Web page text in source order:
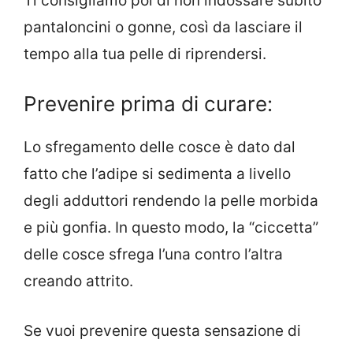
pantaloncini o gonne, così da lasciare il
tempo alla tua pelle di riprendersi.
Prevenire prima di curare:
Lo sfregamento delle cosce è dato dal
fatto che l’adipe si sedimenta a livello
degli adduttori rendendo la pelle morbida
e più gonfia. In questo modo, la “ciccetta”
delle cosce sfrega l’una contro l’altra
creando attrito.
Se vuoi prevenire questa sensazione di